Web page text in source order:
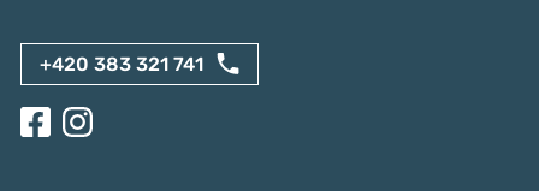
+420 383 321 741